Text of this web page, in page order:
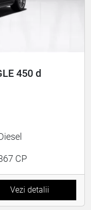
450 d
CP
Vezi detalii